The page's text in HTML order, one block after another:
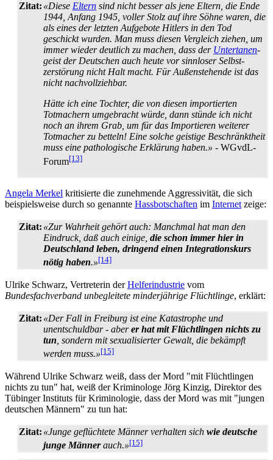
Zitat: «Diese Eltern sind nicht besser als jene Eltern, die Ende
1944, Anfang 1945, voller Stolz auf ihre Söhne waren, die
als eines der letzten Aufgebote Hitlers in den Tod
geschickt wurden. Man muss diesen Vergleich ziehen, um
immer wieder deutlich zu machen, dass der Untertanen­
geist der Deutschen auch heute vor sinnloser Selbst­
zerstörung nicht Halt macht. Für Außenstehende ist das
nicht nachvollziehbar.
Hätte ich eine Tochter, die von diesen importierten
Totmachern umgebracht würde, dann stünde ich nicht
noch an ihrem Grab, um für das Importieren weiterer
Totmacher zu betteln! Eine solche geistige Beschränktheit
muss eine pathologische Erklärung haben.» - WGvdL-
Forum[13]
Angela Merkel kritisierte die zunehmende Aggressivität, die sich
beispielsweise durch so genannte Hass­botschaften im Internetzeige:
Zitat: «Zur Wahrheit gehört auch: Manchmal hat man den
Eindruck, daß auch einige, die schon immer hier in
Deutschland leben, dringend einen Integrationskurs
nötig haben.»[14]
Ulrike Schwarz, Vertreterin derHelferindustrie vom
Bundesfachverband unbegleitete minderjährige Flüchtlinge, erklärt:
Zitat: «Der Fall in Freiburg ist eine Katastrophe und
unentschuldbar - aberer hat mit Flüchtlingen nichts zu
tun, sondern mit sexualisierter Gewalt, die bekämpft
werden muss.»[15]
Während Ulrike Schwarz weiß, dass der Mord "mit Flüchtlingen
nichts zu tun" hat, weiß der Kriminologe Jörg Kinzig, Direktor des
Tübinger Instituts für Kriminologie, dass der Mord was mit "jungen
deutschen Männern" zu tun hat:
Zitat: «Junge geflüchtete Männer verhalten sich wie deutsche
junge Männerauch.»[15]